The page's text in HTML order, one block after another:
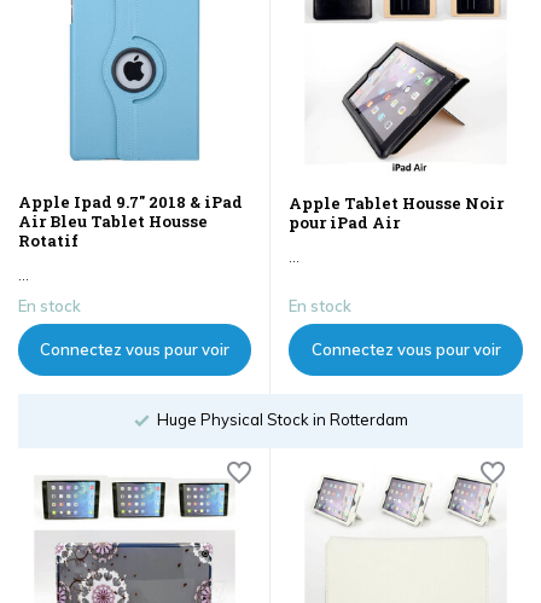
Apple Ipad 9.7" 2018 & iPad
Air Bleu Tablet Housse
Rotatif
En stock
Connectez vous pour voir
Apple Tablet Housse Noir
pour iPad Air
En stock
Connectez vous pour voir
Order until 18:00